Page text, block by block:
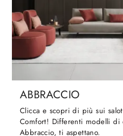
ABBRACCIO
Clicca e scopri di più sui
Comfort! Differenti modelli di
Abbraccio, ti aspettano.